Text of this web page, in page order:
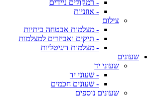
- רמקולים ניידים
- אוזניות
צילום
- מצלמות אבטחה ביתיות
- תיקים ואביזרים למצלמות
- מצלמות דיגיטליות
שעונים
שעוני יד
- שעוני יד
- שעונים חכמים
שעונים נוספים